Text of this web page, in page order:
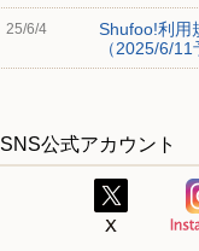
25/6/4
Shufoo!利用
（2025/6/11
SNS公式アカウント